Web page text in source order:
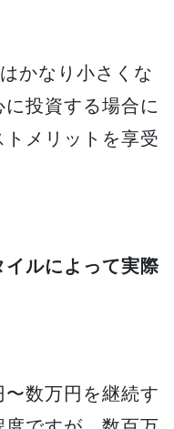
かなり小さくな
投資する場合に
メリットを享受
ルによって実際
数万円を継続す